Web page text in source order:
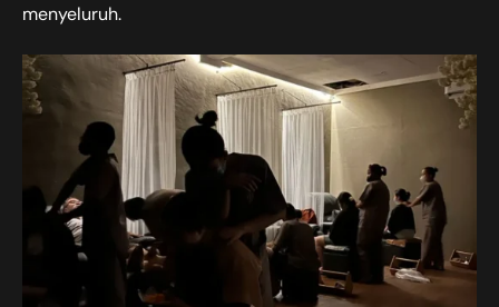
menyeluruh.